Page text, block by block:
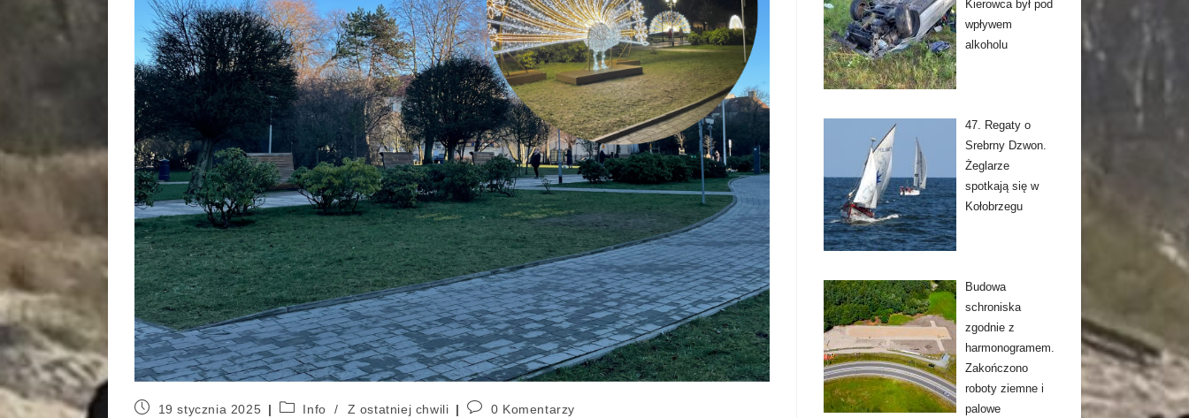
19 stycznia 2025 Info / Z ostatniej chwili 0 Komentarzy
Kierowca był pod
wpływem
alkoholu
47. Regaty o
Srebrny Dzwon.
Żeglarze
spotkają się w
Kołobrzegu
Budowa
schroniska
zgodnie z
harmonogramem.
Zakończono
roboty ziemne i
palowe